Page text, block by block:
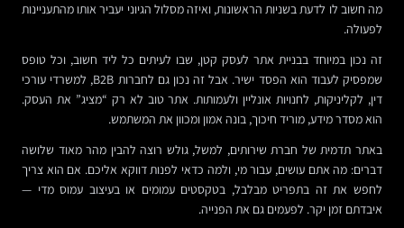
מה חשוב לו לדעת בשניות הראשונות, ואיזה מסלול הגיוני יעביר אותו מהתעניינות
לפעולה.
זה נכון במיוחד בבניית אתר לעסק קטן, שבו לעיתים כל ליד חשוב, וכל טופס
שמפסיק לעבוד הוא הפסד ישיר. אבל זה נכון גם לחברות B2B, למשרדי עורכי
דין, לקליניקות, לחנויות אונליין ולעמותות. אתר טוב לא רק “מציג” את העסק.
הוא מסדר מידע, מוריד חיכוך, בונה אמון ומכוון את המשתמש.
באתר תדמית של חברת שירותים, למשל, גולש רוצה להבין מהר מאוד שלושה
דברים: מה אתם עושים, עבור מי, ולמה כדאי לפנות דווקא אליכם. אם הוא צריך
לחפש את זה בתפריט מבלבל, בטקסטים עמומים או בעיצוב עמוס מדי —
איבדתם זמן יקר. לפעמים גם את הפנייה.